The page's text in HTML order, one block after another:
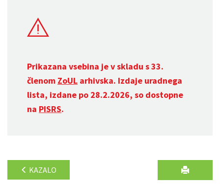
Prikazana vsebina je v skladu s 33.
členom ZoUL arhivska. Izdaje uradnega
lista, izdane po 28.2.2026, so dostopne
na PISRS.
KAZALO